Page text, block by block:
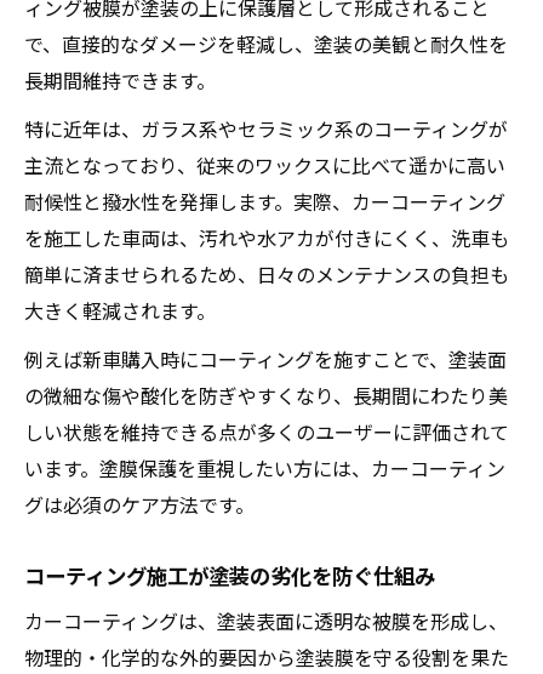
ィング被膜が塗装の上に保護層として形成されること
で、直接的なダメージを軽減し、塗装の美観と耐久性を
長期間維持できます。
特に近年は、ガラス系やセラミック系のコーティングが
主流となっており、従来のワックスに比べて遥かに高い
耐候性と撥水性を発揮します。実際、カーコーティング
を施工した車両は、汚れや水アカが付きにくく、洗車も
簡単に済ませられるため、日々のメンテナンスの負担も
大きく軽減されます。
例えば新車購入時にコーティングを施すことで、塗装面
の微細な傷や酸化を防ぎやすくなり、長期間にわたり美
しい状態を維持できる点が多くのユーザーに評価されて
います。塗膜保護を重視したい方には、カーコーティン
グは必須のケア方法です。
コーティング施工が塗装の劣化を防ぐ仕組み
カーコーティングは、塗装表面に透明な被膜を形成し、
物理的・化学的な外的要因から塗装膜を守る役割を果た